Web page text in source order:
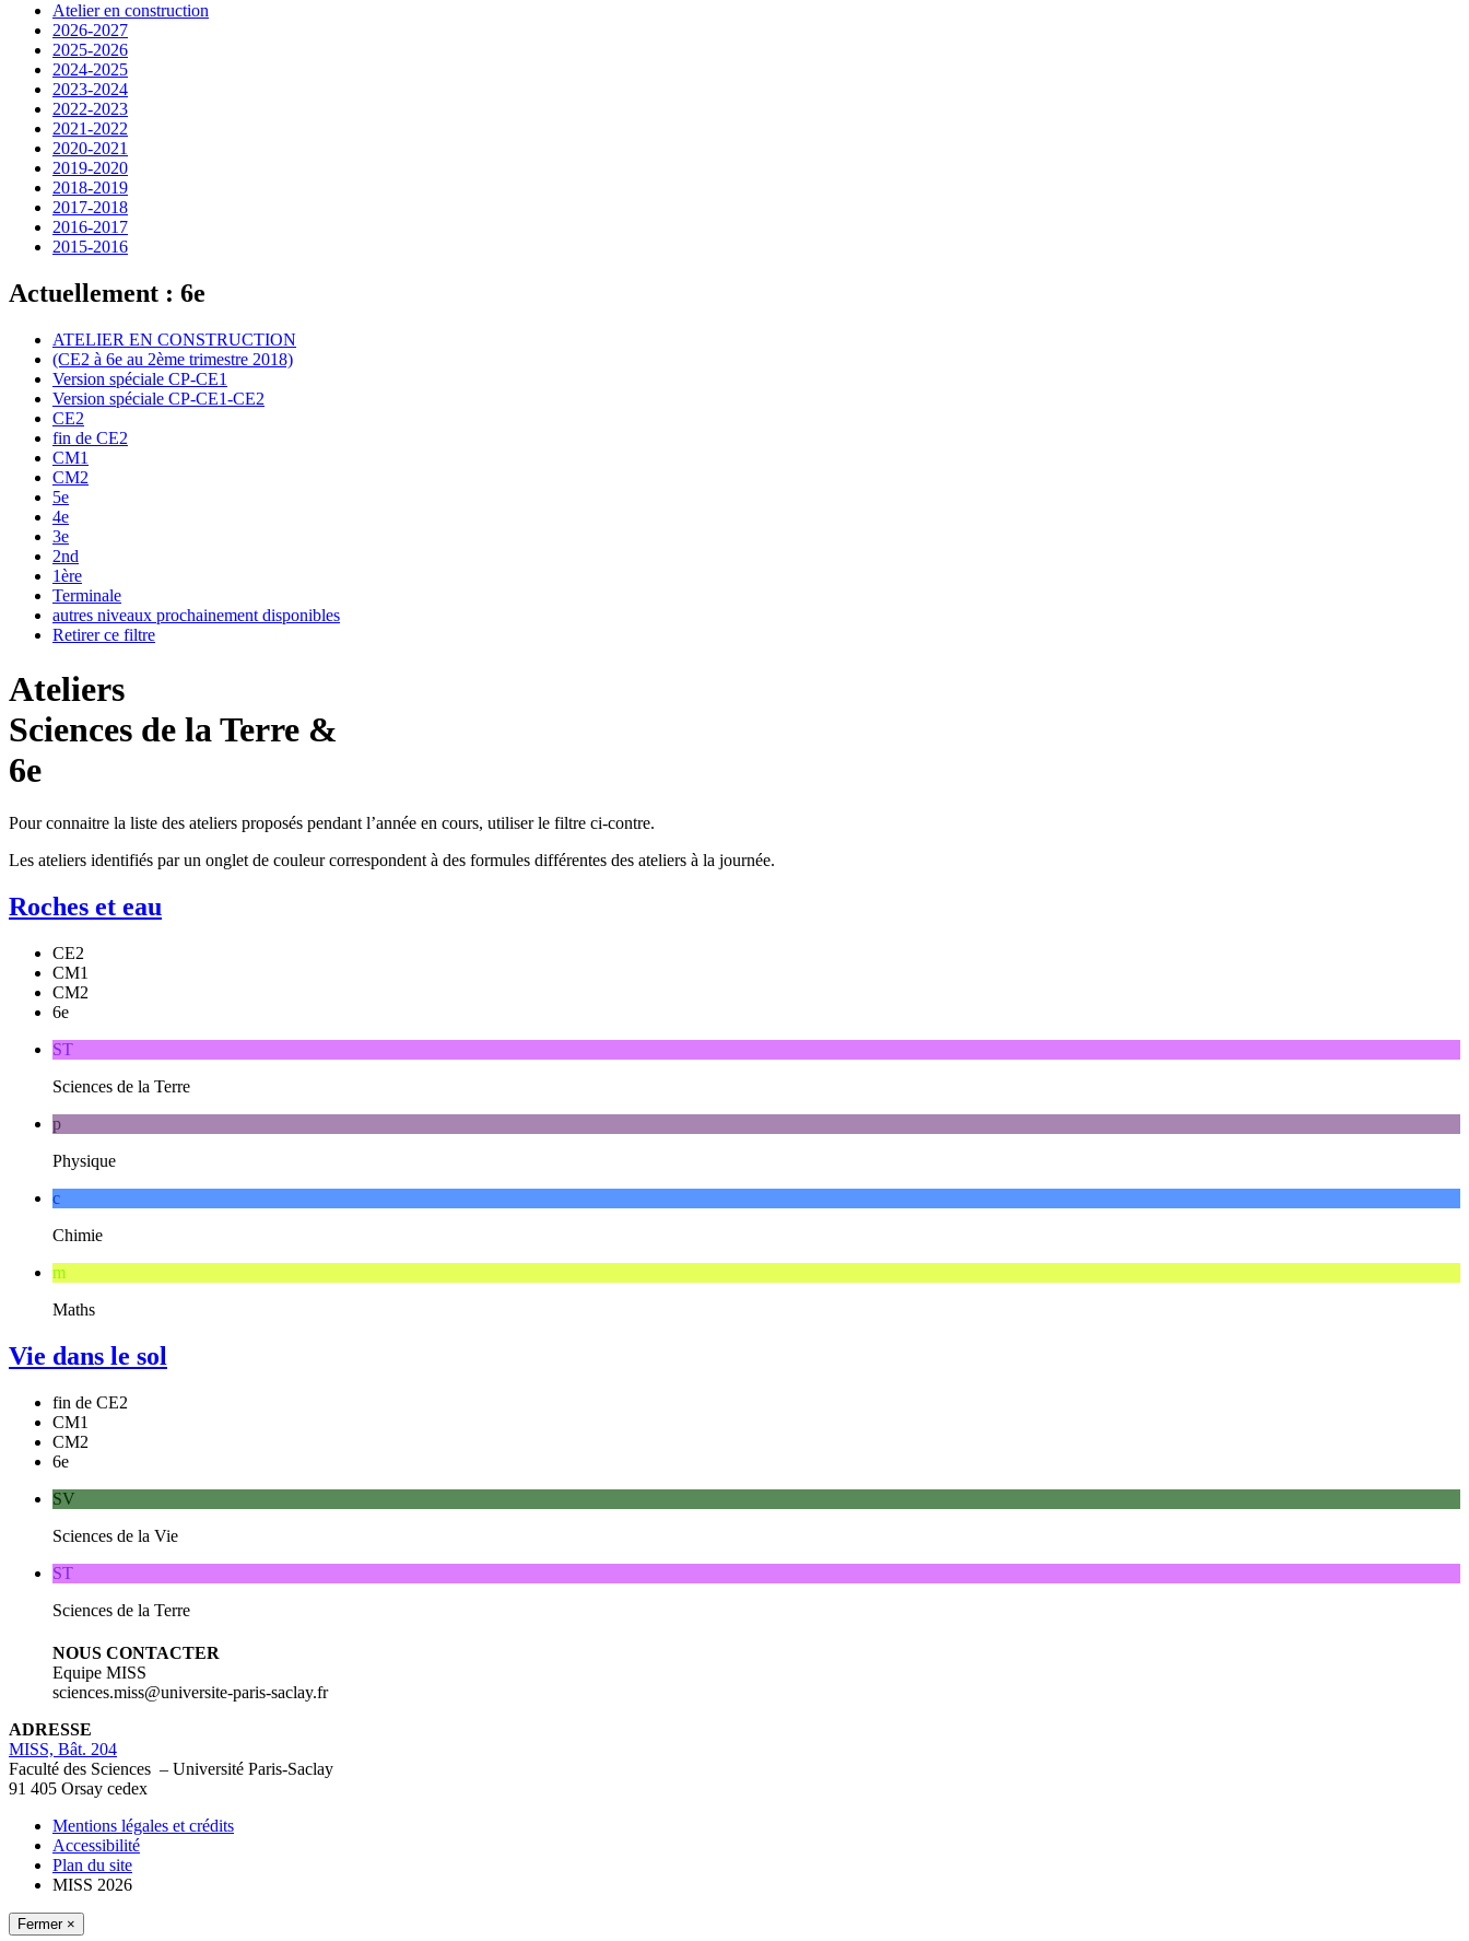
Atelier en construction
2026-2027
2025-2026
2024-2025
2023-2024
2022-2023
2021-2022
2020-2021
2019-2020
2018-2019
2017-2018
2016-2017
2015-2016
Actuellement : 6e
ATELIER EN CONSTRUCTION
(CE2 à 6e au 2ème trimestre 2018)
Version spéciale CP-CE1
Version spéciale CP-CE1-CE2
CE2
fin de CE2
CM1
CM2
5e
4e
3e
2nd
1ère
Terminale
autres niveaux prochainement disponibles
Retirer ce filtre
Ateliers
Sciences de la Terre &
6e
Pour connaitre la liste des ateliers proposés pendant l’année en cours, utiliser le filtre ci-contre.
Les ateliers identifiés par un onglet de couleurcorrespondent à des formules différentes des ateliers à la journée.
Roches et eau
CE2
CM1
CM2
6e
ST
Sciences de la Terre
p
Physique
c
Chimie
m
Maths
Vie dans le sol
fin de CE2
CM1
CM2
6e
SV
Sciences de la Vie
ST
Sciences de la Terre
NOUS CONTACTER
Equipe MISS
sciences.miss@universite-paris-saclay.fr
ADRESSE
MISS, Bât. 204
Faculté des Sciences – Université Paris-Saclay
91 405 Orsay cedex
Mentions légales et crédits
Accessibilité
Plan du site
MISS 2026
Fermer ×